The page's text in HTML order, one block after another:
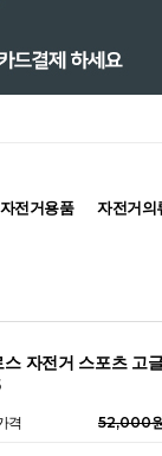
자전거용품 자전거의
스 자전거 스포츠 고
격 52,000